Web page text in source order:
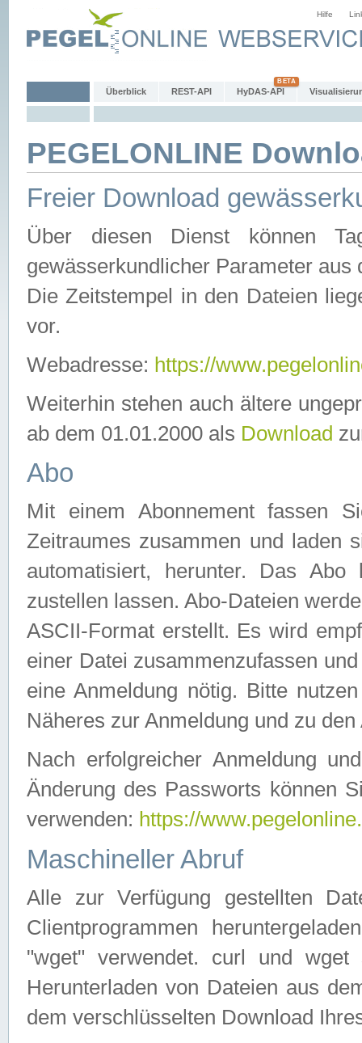
Hilfe
Überblick REST-API HyDAS-API
PEGELONLINE
Freier Download
Über diesen Dienst können
gewässerkundlicher Parameter aus
Die Zeitstempel in den Dateien
vor.
Webadresse: https://
Weiterhin stehen auch ältere
ab dem 01.01.2000 als Download
Abo
Mit einem Abonnement fassen
Zeitraumes zusammen und laden
automatisiert, herunter. Das
zustellen lassen. Abo-Dateien
ASCII-Format erstellt. Es wird
einer Datei zusammenzufassen
eine Anmeldung nötig. Bitte
Näheres zur Anmeldung und zu
Nach erfolgreicher Anmeldung
Änderung des Passworts können
verwenden: https://
Maschineller Abruf
Alle zur Verfügung gestellten
Clientprogrammen
"wget" verwendet. curl und wget
Herunterladen von Dateien aus
dem verschlüsselten Download